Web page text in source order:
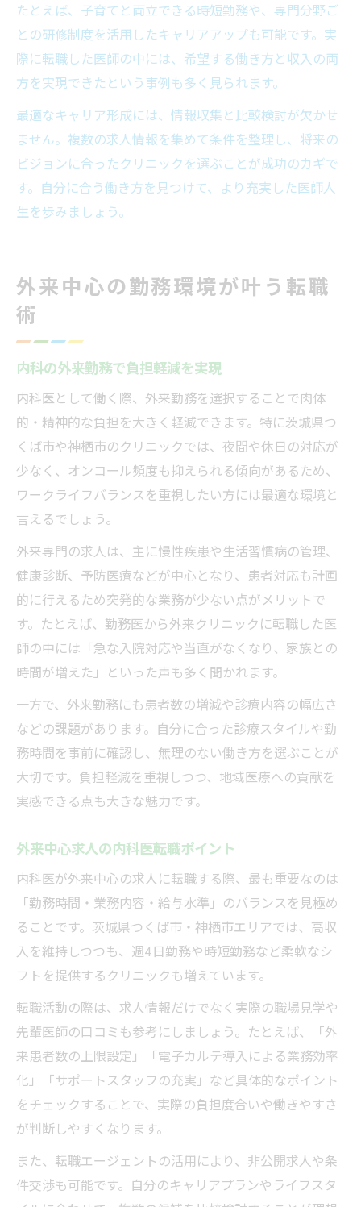
たとえば、子育てと両立できる時短勤務や、専門分野ご
との研修制度を活用したキャリアアップも可能です。実
際に転職した医師の中には、希望する働き方と収入の両
方を実現できたという事例も多く見られます。
最適なキャリア形成には、情報収集と比較検討が欠かせ
ません。複数の求人情報を集めて条件を整理し、将来の
ビジョンに合ったクリニックを選ぶことが成功のカギで
す。自分に合う働き方を見つけて、より充実した医師人
生を歩みましょう。
外来中心の勤務環境が叶う転職
術
内科の外来勤務で負担軽減を実現
内科医として働く際、外来勤務を選択することで肉体
的・精神的な負担を大きく軽減できます。特に茨城県つ
くば市や神栖市のクリニックでは、夜間や休日の対応が
少なく、オンコール頻度も抑えられる傾向があるため、
ワークライフバランスを重視したい方には最適な環境と
言えるでしょう。
外来専門の求人は、主に慢性疾患や生活習慣病の管理、
健康診断、予防医療などが中心となり、患者対応も計画
的に行えるため突発的な業務が少ない点がメリットで
す。たとえば、勤務医から外来クリニックに転職した医
師の中には「急な入院対応や当直がなくなり、家族との
時間が増えた」といった声も多く聞かれます。
一方で、外来勤務にも患者数の増減や診療内容の幅広さ
などの課題があります。自分に合った診療スタイルや勤
務時間を事前に確認し、無理のない働き方を選ぶことが
大切です。負担軽減を重視しつつ、地域医療への貢献を
実感できる点も大きな魅力です。
外来中心求人の内科医転職ポイント
内科医が外来中心の求人に転職する際、最も重要なのは
「勤務時間・業務内容・給与水準」のバランスを見極め
ることです。茨城県つくば市・神栖市エリアでは、高収
入を維持しつつも、週4日勤務や時短勤務など柔軟なシ
フトを提供するクリニックも増えています。
転職活動の際は、求人情報だけでなく実際の職場見学や
先輩医師の口コミも参考にしましょう。たとえば、「外
来患者数の上限設定」「電子カルテ導入による業務効率
化」「サポートスタッフの充実」など具体的なポイント
をチェックすることで、実際の負担度合いや働きやすさ
が判断しやすくなります。
また、転職エージェントの活用により、非公開求人や条
件交渉も可能です。自分のキャリアプランやライフスタ